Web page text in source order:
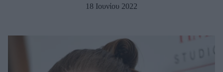
Μαλλιά - Νύχια
18 Ιουνίου 2022